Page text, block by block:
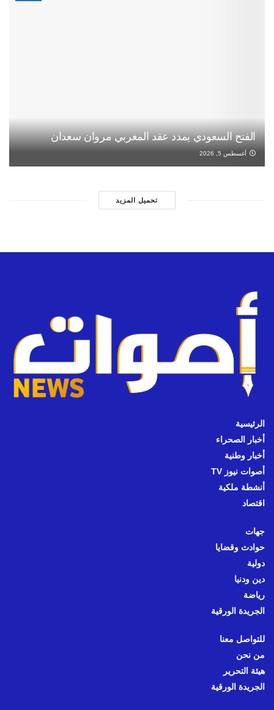
الفتح السعودي يمدد عقد المغربي مروان سعدان
أغسطس 5, 2026
تحميل المزيد
الرئيسية
أخبار الصحراء
أخبار وطنية
أصوات نيوز TV
أنشطة ملكية
اقتصاد
جهات
حوادث وقضايا
دولية
دين ودنيا
رياضة
الجريدة الورقية
للتواصل معنا
من نحن
هيئة التحرير
الجريدة الورقية